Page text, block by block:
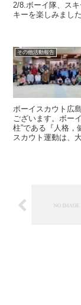
2/8.ボーイ隊、ス
キーを楽しみました
その他活動報告
ボーイスカウト広
ございます。ボー
柱”である『人格，
スカウト運動は、